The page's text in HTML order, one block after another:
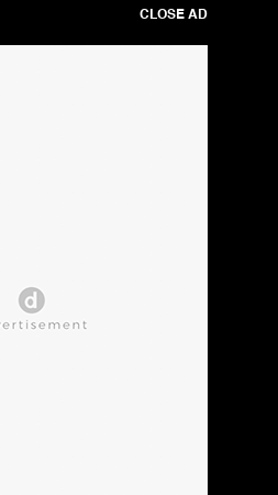
CLOSE AD